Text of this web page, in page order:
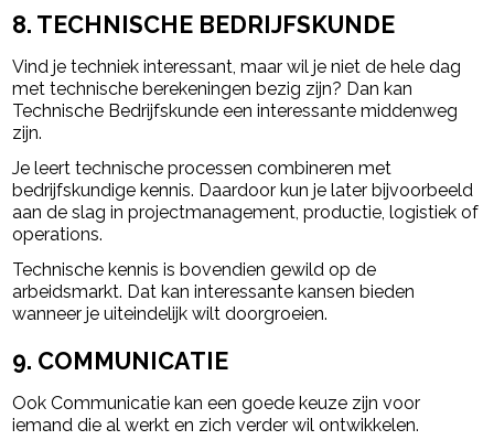
8. TECHNISCHE BEDRIJFSKUNDE
Vind je techniek interessant, maar wil je niet de hele dag
met technische berekeningen bezig zijn? Dan kan
Technische Bedrijfskunde een interessante middenweg
zijn.
Je leert technische processen combineren met
bedrijfskundige kennis. Daardoor kun je later bijvoorbeeld
aan de slag in projectmanagement, productie, logistiek of
operations.
Technische kennis is bovendien gewild op de
arbeidsmarkt. Dat kan interessante kansen bieden
wanneer je uiteindelijk wilt doorgroeien.
9. COMMUNICATIE
Ook Communicatie kan een goede keuze zijn voor
iemand die al werkt en zich verder wil ontwikkelen.